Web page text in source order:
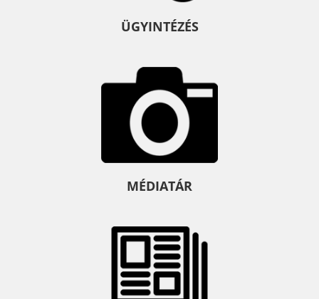
ÜGYINTÉZÉS
MÉDIATÁR